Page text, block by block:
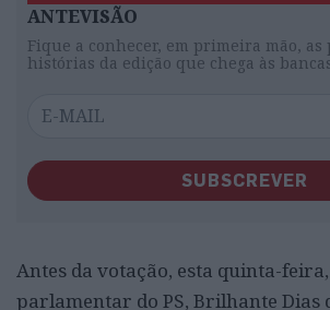
ANTEVISÃO
Fique a conhecer, em primeira mão,
histórias da edição que chega às
SUBSCREVER
Antes da votação, esta quinta-
parlamentar do PS, Brilhante